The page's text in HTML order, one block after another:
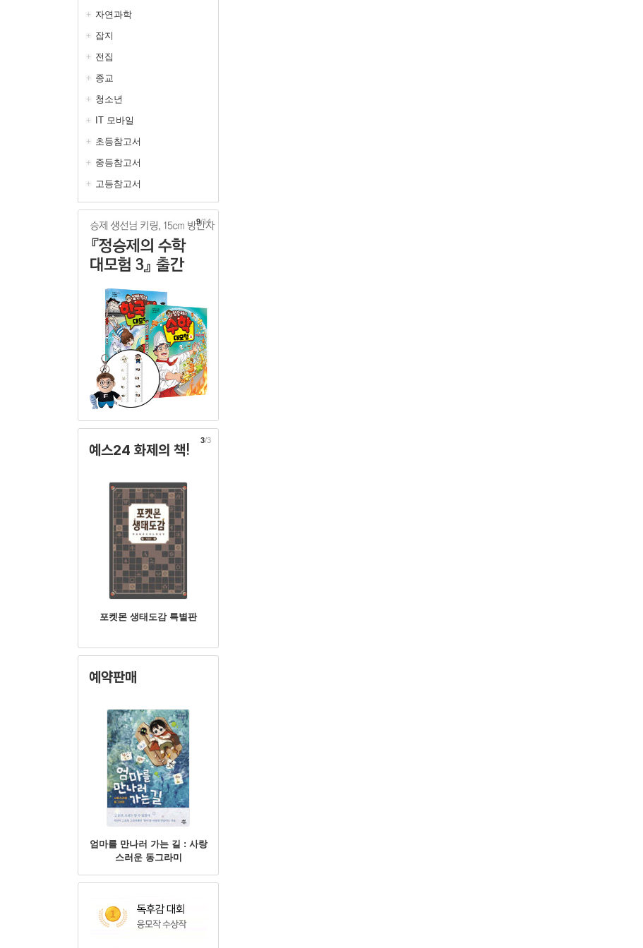
자연과학
잡지
전집
종교
청소년
IT 모바일
초등참고서
중등참고서
고등참고서
9/14
예스24 화제의 책!
포켓몬 생태도감 특별판
3/3
예약판매
엄마를 만나러 가는 길 : 사랑
스러운 동그라미